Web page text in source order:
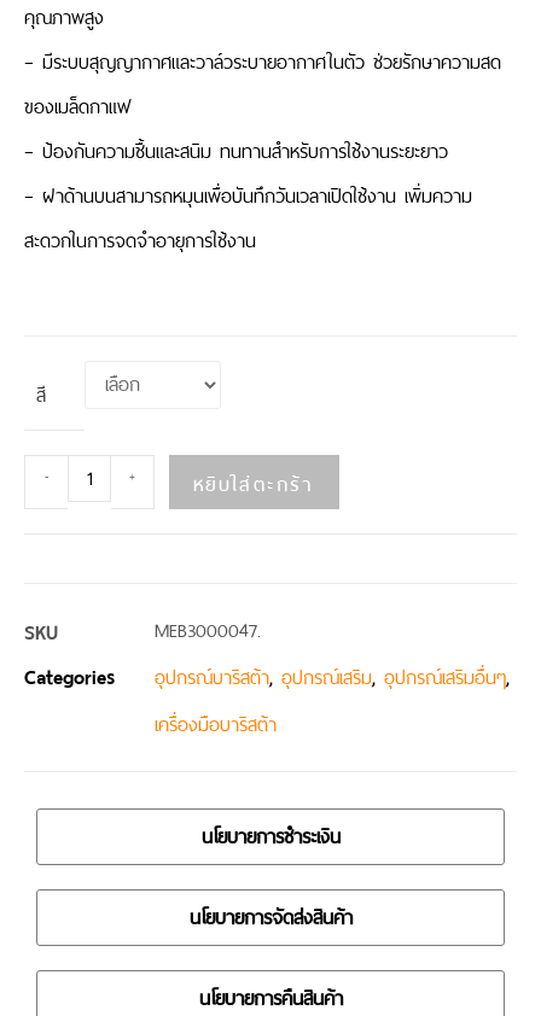
คุณภาพสูง
– มีระบบสุญญากาศและวาล์วระบายอากาศในตัว ช่วยรักษาความสด
ของเมล็ดกาแฟ
– ป้องกันความชื้นและสนิม ทนทานสำหรับการใช้งานระยะยาว
– ฝาด้านบนสามารถหมุนเพื่อบันทึกวันเวลาเปิดใช้งาน เพิ่มความ
สะดวกในการจดจำอายุการใช้งาน
สี
- + หยิบใส่ตะกร้า
SKU MEB3000047.
Categories อุปกรณ์บาริสต้า, อุปกรณ์เสริม, อุปกรณ์เสริมอื่นๆ,
เครื่องมือบาริสต้า
นโยบายการชำระเงิน
นโยบายการจัดส่งสินค้า
นโยบายการคืนสินค้า